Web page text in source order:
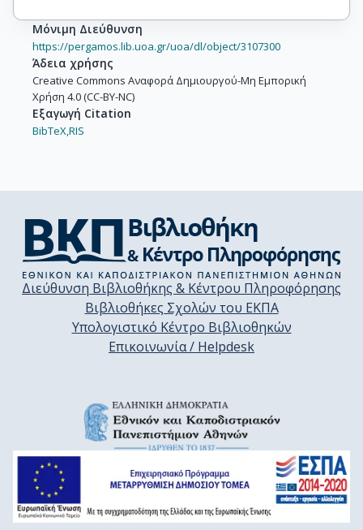
Μόνιμη Διεύθυνση
https://pergamos.lib.uoa.gr/uoa/dl/object/3107300
Άδεια χρήσης
Creative Commons Αναφορά Δημιουργού-Μη Εμπορική
Χρήση 4.0 (CC-BY-NC)
Εξαγωγή Citation
BibTeX,RIS
Διεύθυνση Βιβλιοθήκης & Κέντρου Πληροφόρησης
Βιβλιοθήκες Σχολών του ΕΚΠΑ
Υπολογιστικό Κέντρο Βιβλιοθηκών
Επικοινωνία / Helpdesk